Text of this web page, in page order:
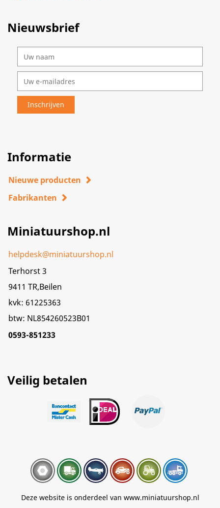
Nieuwsbrief
Informatie
Nieuwe producten
Fabrikanten
Miniatuurshop.nl
helpdesk@miniatuurshop.nl
Terhorst 3
9411 TR,Beilen
kvk: 61225363
btw: NL854260523B01
0593-851233
Veilig betalen
Deze website is onderdeel van www.miniatuurshop.nl